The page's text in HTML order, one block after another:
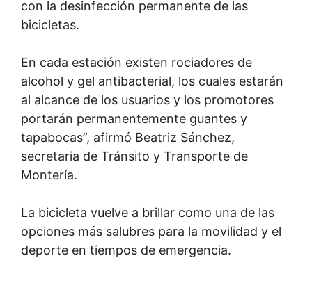
con la desinfección permanente de las
bicicletas.
En cada estación existen rociadores de
alcohol y gel antibacterial, los cuales estarán
al alcance de los usuarios y los promotores
portarán permanentemente guantes y
tapabocas”, afirmó Beatriz Sánchez,
secretaria de Tránsito y Transporte de
Montería.
La bicicleta vuelve a brillar como una de las
opciones más salubres para la movilidad y el
deporte en tiempos de emergencia.